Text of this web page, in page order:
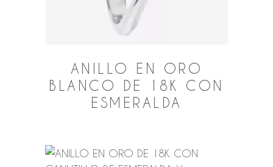
ANILLO EN ORO
BLANCO DE 18K CON
ESMERALDA